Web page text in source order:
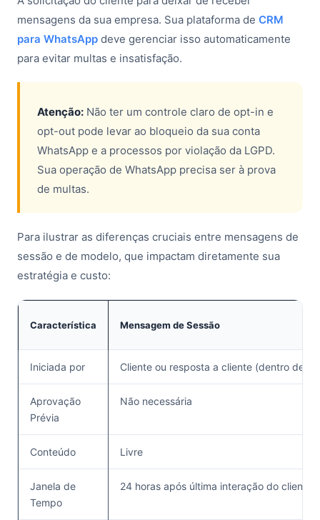
mensagens da sua empresa. Sua plataforma de CRM
para WhatsApp deve gerenciar isso automaticamente
para evitar multas e insatisfação.
Atenção: Não ter um controle claro de opt-in e
opt-out pode levar ao bloqueio da sua conta
WhatsApp e a processos por violação da LGPD.
Sua operação de WhatsApp precisa ser à prova
de multas.
Para ilustrar as diferenças cruciais entre mensagens de
sessão e de modelo, que impactam diretamente sua
estratégia e custo:
Característica Mensagem de Sessão
Iniciada por Cliente ou resposta a cliente (dentro de
Aprovação
Prévia
Não necessária
Conteúdo Livre
Janela de
Tempo
24 horas após última interação do cliente